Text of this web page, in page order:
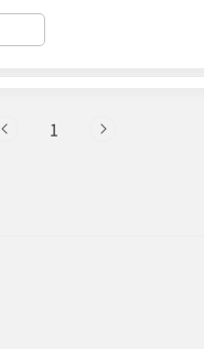
anonymised IQ test
1